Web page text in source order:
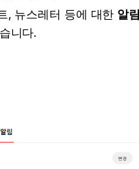
, 뉴스레터 등에 대한 알
니다.